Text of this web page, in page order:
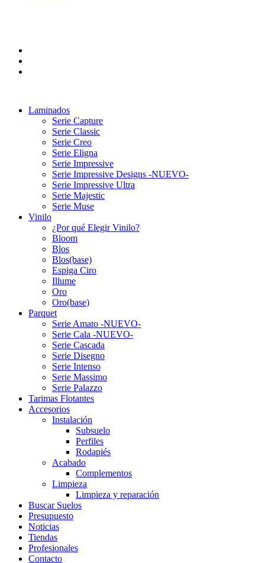
Laminados
Serie Capture
Serie Classic
Serie Creo
Serie Eligna
Serie Impressive
Serie Impressive Designs -NUEVO-
Serie Impressive Ultra
Serie Majestic
Serie Muse
Vinilo
¿Por qué Elegir Vinilo?
Bloom
Blos
Blos(base)
Espiga Ciro
Illume
Oro
Oro(base)
Parquet
Serie Amato -NUEVO-
Serie Cala -NUEVO-
Serie Cascada
Serie Disegno
Serie Intenso
Serie Massimo
Serie Palazzo
Tarimas Flotantes
Accesorios
Instalación
Subsuelo
Perfiles
Rodapiés
Acabado
Complementos
Limpieza
Limpieza y reparación
Buscar Suelos
Presupuesto
Noticias
Tiendas
Profesionales
Contacto